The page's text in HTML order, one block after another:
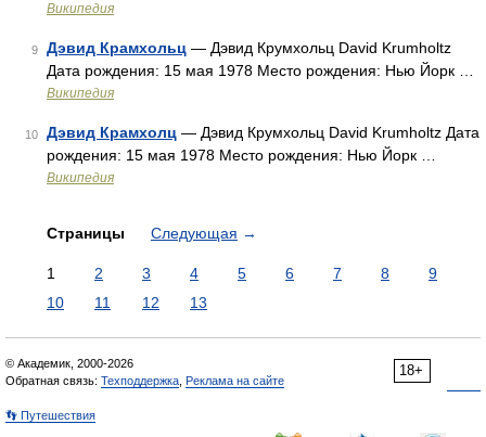
Википедия
9 Дэвид Крамхольц — Дэвид Крумхольц David Krumholtz
Дата рождения: 15 мая 1978 Место рождения: Нью Йорк …
Википедия
10 Дэвид Крамхолц — Дэвид Крумхольц David Krumholtz Дата
рождения: 15 мая 1978 Место рождения: Нью Йорк …
Википедия
Страницы Следующая →
1 2 3 4 5 6 7 8
9
10
11 12 13
18+
© Академик, 2000-2026
Обратная связь: Техподдержка Реклама на сайте
👣 Путешествия